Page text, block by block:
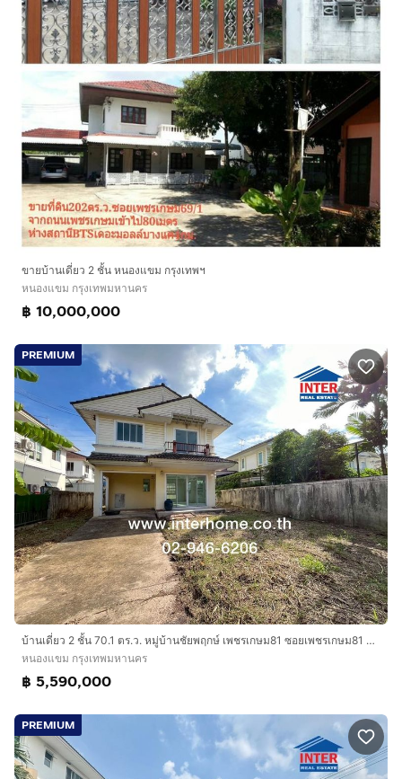
ขายบ้านเดี่ยว 2 ชั้น หนองแขม กรุงเทพฯ
หนองแขม กรุงเทพมหานคร
฿ 10,000,000
PREMIUM
บ้านเดี่ยว 2 ชั้น 70.1 ตร.ว. หมู่บ้านชัยพฤกษ์ เพชรเกษม81 ซอยเพชรเกษม81 ถนนเพชรเกษม ถนนมาเจริญ เขตหนองแขม กรุงเทพมหานคร
หนองแขม กรุงเทพมหานคร
฿ 5,590,000
PREMIUM